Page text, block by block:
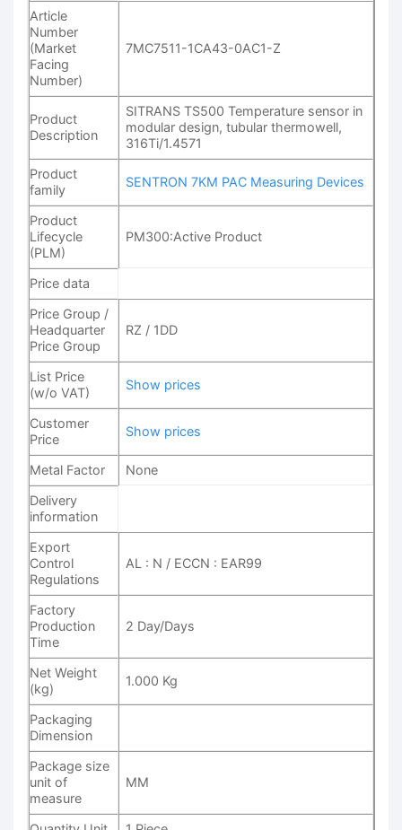
Article
Number
(Market
Facing
Number)
7MC7511-1CA43-0AC1-Z
Product
Description
SITRANS TS500 Temperature sensor in
modular design, tubular thermowell,
316Ti/1.4571
Product
family
SENTRON 7KM PAC Measuring Devices
Product
Lifecycle
(PLM)
PM300:Active Product
Price data
Price Group /
Headquarter
Price Group
RZ / 1DD
List Price
(w/o VAT)
Show prices
Customer
Price
Show prices
Metal Factor
None
Delivery
information
Export
Control
Regulations
AL : N / ECCN : EAR99
Factory
Production
Time
2 Day/Days
Net Weight
(kg)
1.000 Kg
Packaging
Dimension
Package size
unit of
measure
MM